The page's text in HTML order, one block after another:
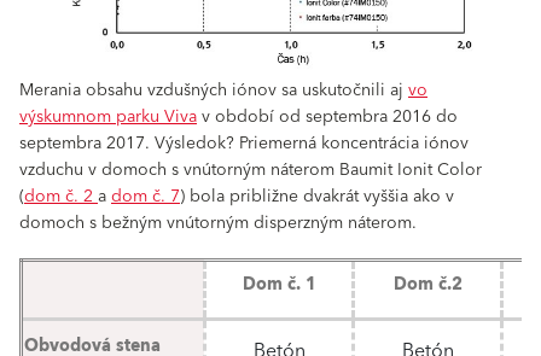
Merania obsahu vzdušných iónov sa uskutočnili aj vo
výskumnom parku Vivav období od septembra 2016 do
septembra 2017. Výsledok? Priemerná koncentrácia iónov
vzduchu v domoch s vnútorným náterom Baumit Ionit Color
(dom č. 2adom č. 7) bola približne dvakrát vyššia ako v
domoch s bežným vnútorným disperzným náterom.
Dom č. 1 Dom č.2
Obvodová stena